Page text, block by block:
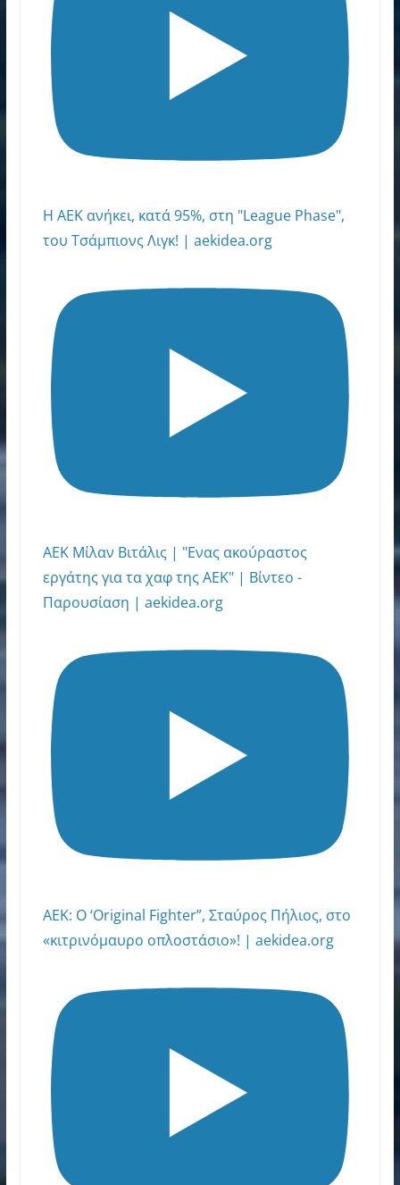
Η ΑΕΚ ανήκει, κατά 95%, στη "League Phase",
του Τσάμπιονς Λιγκ! | aekidea.org
ΑΕΚ Μίλαν Βιτάλις | "Ενας ακούραστος
εργάτης για τα χαφ της ΑΕΚ" | Βίντεο -
Παρουσίαση | aekidea.org
AEK: Ο ‘Original Fighter”, Σταύρος Πήλιος, στο
«κιτρινόμαυρο οπλοστάσιο»! | aekidea.org